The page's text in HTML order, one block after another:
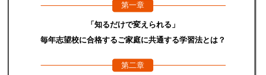
第一章
「知るだけで変えられる」
毎年志望校に合格するご家庭に共通する学習法とは？
第二章